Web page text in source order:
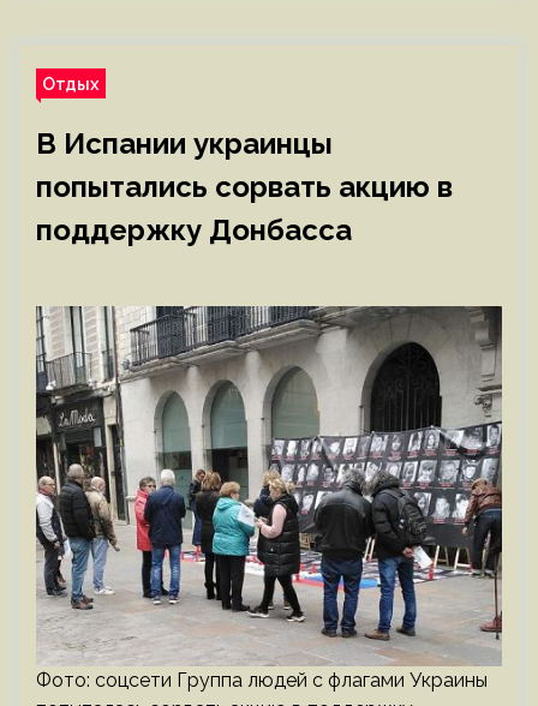
Отдых
В Испании украинцы
попытались сорвать акцию в
поддержку Донбасса
Фото: соцсети Группа людей с флагами Украины